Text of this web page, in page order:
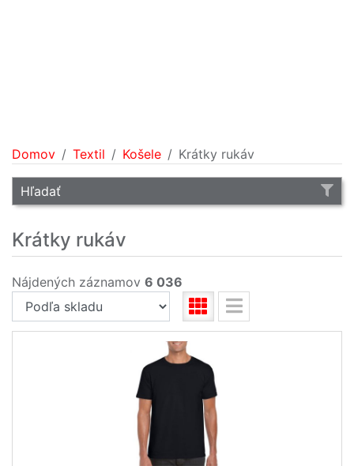
Domov Textil Košele Krátky rukáv
Hľadať
Krátky rukáv
Nájdených záznamov 6 036